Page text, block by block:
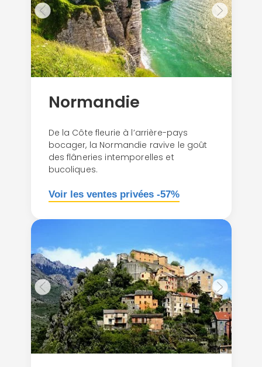
Normandie
De la Côte fleurie à l’arrière-pays
bocager, la Normandie ravive le goût
des flâneries intemporelles et
bucoliques.
Voir les ventes privées -57%